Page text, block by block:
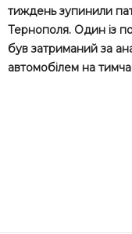
тиждень зупинили
Тернополя. Один із
був затриманий за
автомобілем на